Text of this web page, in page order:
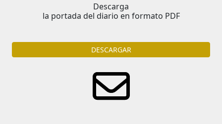
Descarga
la portada del diario en formato PDF
DESCARGAR